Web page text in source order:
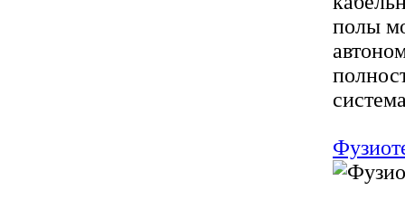
полы